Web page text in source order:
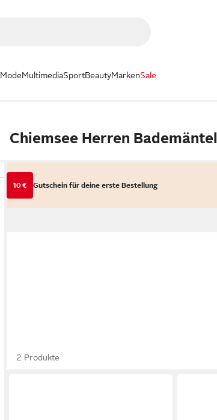
ModeMultimediaSportBeautyMarkenSale
Chiemsee Herren Bademäntel
10 € Gutschein für deine erste Bestellung
2 Produkte